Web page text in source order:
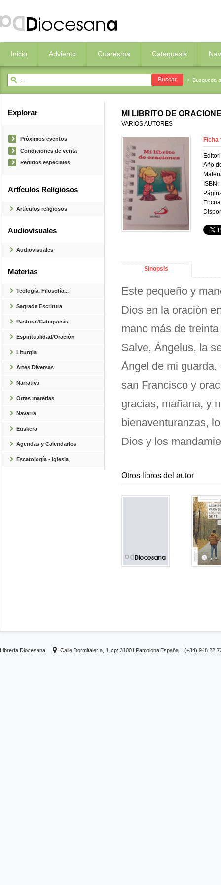
Inicio Adviento Cuaresma Catequesis
Busqueda
Explorar
Próximos eventos
Condiciones de venta
Pedidos especiales
Artículos Religiosos
Artículos religiosos
Audiovisuales
Audiovisuales
Materias
Teología, Filosofía...
Sagrada Escritura
Pastoral/Catequesis
Espiritualidad/Oración
Liturgia
Artes Diversas
Narrativa
Otras materias
Navarra
Euskera
Agendas y Calendarios
Escatología - Iglesia
MI LIBRITO DE
VARIOS AUTORES
Ficha
Año
ISBN:
Sinopsis
Este pequeño y
Dios en la oración
mano más de
Salve, Ángelus, la
Ángel de mi
san Francisco y
gracias, mañana, y
bienaventuranzas,
Dios y los
Otros libros del autor
Librería Diocesana Calle Dormitalería, 1. cp: 31001 Pamplona España (+34) 948 22